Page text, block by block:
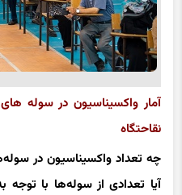
آمار واکسیناسیون در سوله
نقاحتگاه
چه تعداد واکسیناسیون در
آیا تعدادی از سوله‌ها با توجه